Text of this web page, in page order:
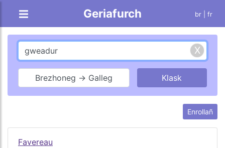
Geriafurch br | fr
Brezhoneg → Galleg
Enrollañ
Favereau